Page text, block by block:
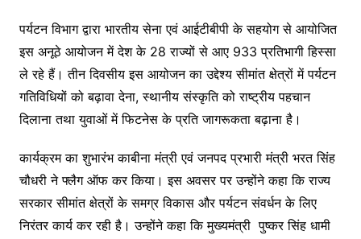
पर्यटन विभाग द्वारा भारतीय सेना एवं आईटीबीपी के सहयोग से आयोजित
इस अनूठे आयोजन में देश के 28 राज्यों से आए 933 प्रतिभागी हिस्सा
ले रहे हैं। तीन दिवसीय इस आयोजन का उद्देश्य सीमांत क्षेत्रों में पर्यटन
गतिविधियों को बढ़ावा देना, स्थानीय संस्कृति को राष्ट्रीय पहचान
दिलाना तथा युवाओं में फिटनेस के प्रति जागरूकता बढ़ाना है।
कार्यक्रम का शुभारंभ काबीना मंत्री एवं जनपद प्रभारी मंत्री भरत सिंह
चौधरी ने फ्लैग ऑफ कर किया। इस अवसर पर उन्होंने कहा कि राज्य
सरकार सीमांत क्षेत्रों के समग्र विकास और पर्यटन संवर्धन के लिए
निरंतर कार्य कर रही है। उन्होंने कहा कि मुख्यमंत्री पुष्कर सिंह धामी